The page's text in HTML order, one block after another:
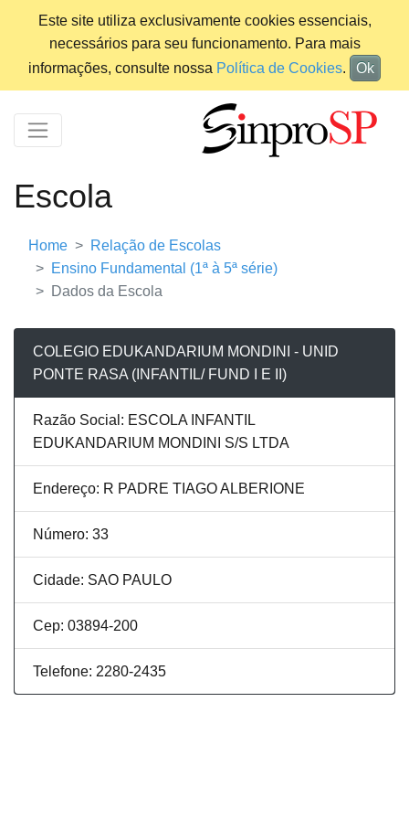
Este site utiliza exclusivamente cookies essenciais,
necessários para seu funcionamento. Para mais
informações, consulte nossa Política de Cookies. Ok
Escola
Home
Relação de Escolas
Ensino Fundamental (1ª à 5ª série)
Dados da Escola
COLEGIO EDUKANDARIUM MONDINI - UNID
PONTE RASA (INFANTIL/ FUND I E II)
Razão Social: ESCOLA INFANTIL
EDUKANDARIUM MONDINI S/S LTDA
Endereço: R PADRE TIAGO ALBERIONE
Número: 33
Cidade: SAO PAULO
Cep: 03894-200
Telefone: 2280-2435